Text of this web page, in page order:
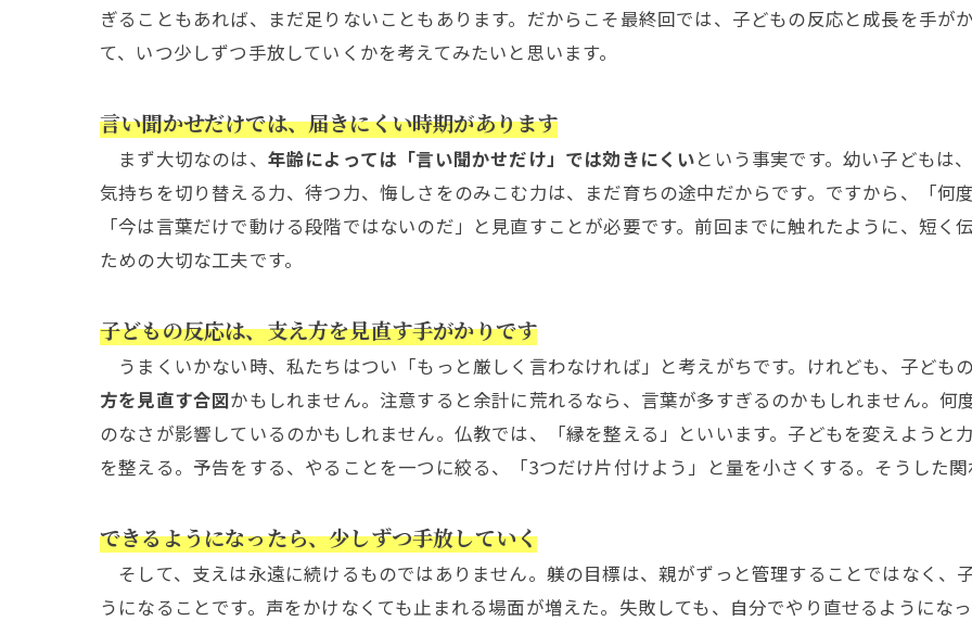
ぎることもあれば、まだ足りないこともあります。だからこそ最終回では、子どもの反応と成長を手が
て、いつ少しずつ手放していくかを考えてみたいと思います。
言い聞かせだけでは、届きにくい時期があります
まず大切なのは、 年齢によっては「言い聞かせだけ」では効きにくいという事実です。幼い子どもは
気持ちを切り替える力、待つ力、悔しさをのみこむ力は、まだ育ちの途中だからです。ですから、「何
「今は言葉だけで動ける段階ではないのだ」と見直すことが必要です。前回までに触れたように、短
ための大切な工夫です。
子どもの反応は、支え方を見直す手がかりです
うまくいかない時、私たちはつい「もっと厳しく言わなければ」と考えがちです。けれども、子ども
方を見直す合図かもしれません。注意すると余計に荒れるなら、言葉が多すぎるのかもしれません。何
のなさが影響しているのかもしれません。仏教では、「縁を整える」といいます。子どもを変えようと
を整える。予告をする、やることを一つに絞る、「3つだけ片付けよう」と量を小さくする。そうした関
できるようになったら、少しずつ手放していく
そして、支えは永遠に続けるものではありません。躾の目標は、親がずっと管理することではなく、
うになることです。声をかけなくても止まれる場面が増えた。失敗しても、自分でやり直せるようにな